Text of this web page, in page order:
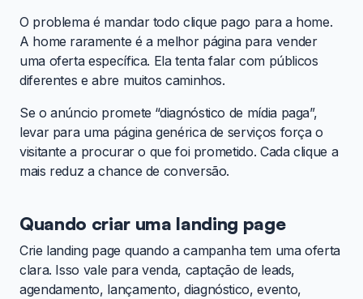
O problema é mandar todo clique pago para a home.
A home raramente é a melhor página para vender
uma oferta específica. Ela tenta falar com públicos
diferentes e abre muitos caminhos.
Se o anúncio promete “diagnóstico de mídia paga”,
levar para uma página genérica de serviços força o
visitante a procurar o que foi prometido. Cada clique a
mais reduz a chance de conversão.
Quando criar uma landing page
Crie landing page quando a campanha tem uma oferta
clara. Isso vale para venda, captação de leads,
agendamento, lançamento, diagnóstico, evento,